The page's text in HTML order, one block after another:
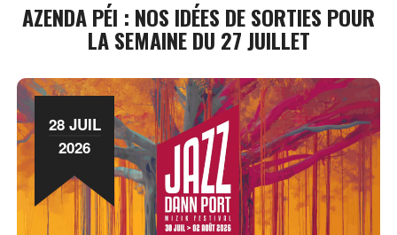
AZENDA PÉI : NOS IDÉES DE SORTIES POUR
LA SEMAINE DU 27 JUILLET
28 JUIL
2026